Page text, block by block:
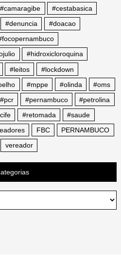
#camaragibe
#cestabasica
#denuncia
#doacao
#hidroxicloroquina
#leitos
#lockdown
#mppe #olinda
#oms
#pcr #pernambuco
#petrolina
#retomada
#saude
FBC
PERNAMBUCO
vereador